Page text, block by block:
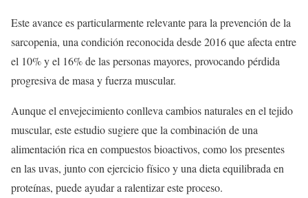
Este avance es particularmente relevante para la prevención de la
sarcopenia, una condición reconocida desde 2016 que afecta entre
el 10% y el 16% de las personas mayores, provocando pérdida
progresiva de masa y fuerza muscular.
Aunque el envejecimiento conlleva cambios naturales en el tejido
muscular, este estudio sugiere que la combinación de una
alimentación rica en compuestos bioactivos, como los presentes
en las uvas, junto con ejercicio físico y una dieta equilibrada en
proteínas, puede ayudar a ralentizar este proceso.